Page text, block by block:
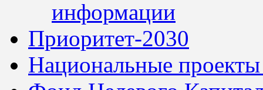
информации
Приоритет-2030
Национальные